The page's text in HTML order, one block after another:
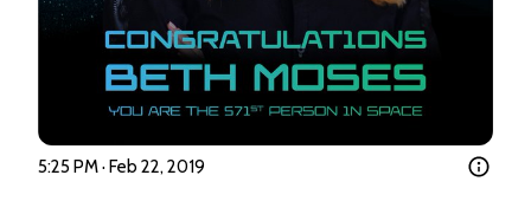
5:25 PM · Feb 22, 2019